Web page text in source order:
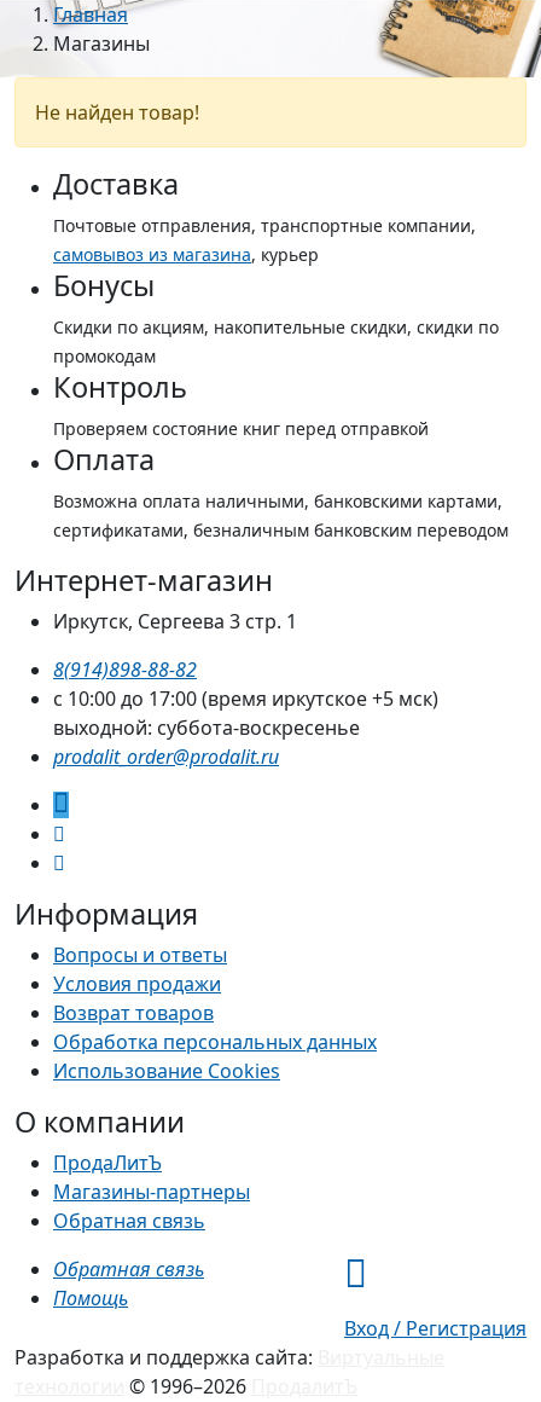
Главная
Магазины
Не найден товар!
Доставка
Почтовые отправления, транспортные компании,
самовывоз из магазина, курьер
Бонусы
Скидки по акциям, накопительные скидки, скидки по
промокодам
Контроль
Проверяем состояние книг перед отправкой
Оплата
Возможна оплата наличными, банковскими картами,
сертификатами, безналичным банковским переводом
Интернет-магазин
Иркутск, Сергеева 3 стр. 1
8(914)898-88-82
с 10:00 до 17:00 (время иркутское +5 мск)
выходной: суббота-воскресенье
prodalit_order@prodalit.ru
Информация
Вопросы и ответы
Условия продажи
Возврат товаров
Обработка персональных данных
Использование Cookies
О компании
ПродаЛитЪ
Магазины-партнеры
Обратная связь
Обратная связь
Помощь
Вход / Регистрация
Разработка и поддержка сайта:
© 1996–2026